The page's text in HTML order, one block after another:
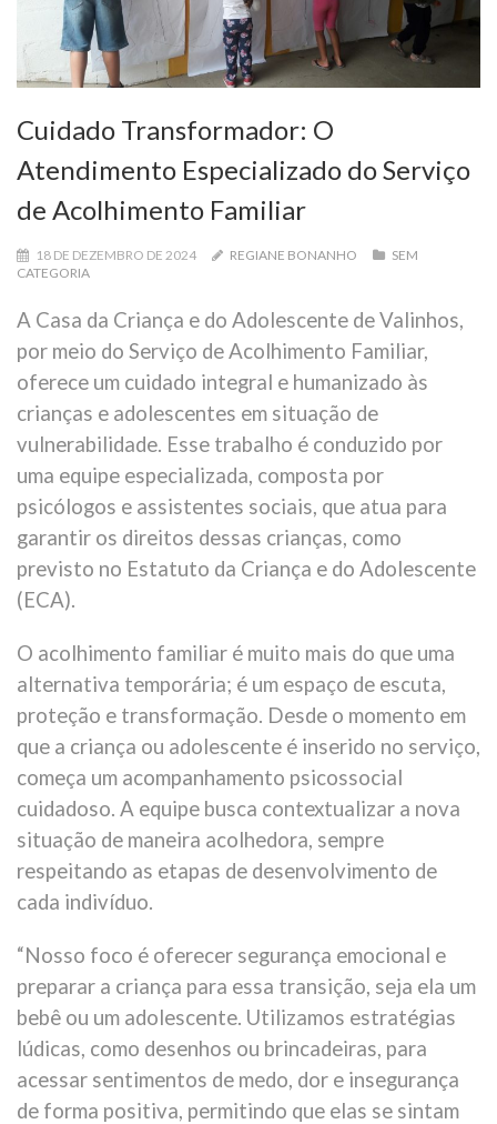
Cuidado Transformador: O
Atendimento Especializado do Serviço
de Acolhimento Familiar
18 DE DEZEMBRO DE 2024 REGIANE BONANHO
SEM
CATEGORIA
A Casa da Criança e do Adolescente de Valinhos,
por meio do Serviço de Acolhimento Familiar,
oferece um cuidado integral e humanizado às
crianças e adolescentes em situação de
vulnerabilidade. Esse trabalho é conduzido por
uma equipe especializada, composta por
psicólogos e assistentes sociais, que atua para
garantir os direitos dessas crianças, como
previsto no Estatuto da Criança e do Adolescente
(ECA).
O acolhimento familiar é muito mais do que uma
alternativa temporária; é um espaço de escuta,
proteção e transformação. Desde o momento em
que a criança ou adolescente é inserido no serviço,
começa um acompanhamento psicossocial
cuidadoso. A equipe busca contextualizar a nova
situação de maneira acolhedora, sempre
respeitando as etapas de desenvolvimento de
cada indivíduo.
“Nosso foco é oferecer segurança emocional e
preparar a criança para essa transição, seja ela um
bebê ou um adolescente. Utilizamos estratégias
lúdicas, como desenhos ou brincadeiras, para
acessar sentimentos de medo, dor e insegurança
de forma positiva, permitindo que elas se sintam